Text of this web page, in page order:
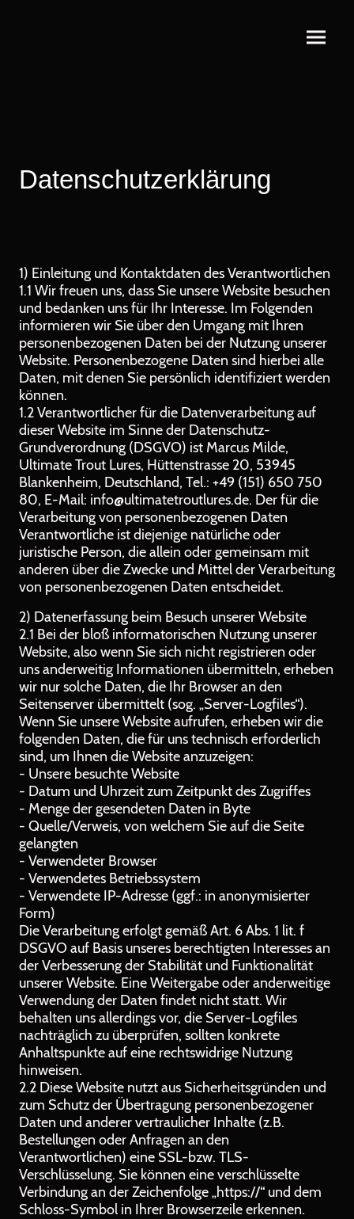
Datenschutzerklärung
1) Einleitung und Kontaktdaten des Verantwortlichen
1.1 Wir freuen uns, dass Sie unsere Website besuchen
und bedanken uns für Ihr Interesse. Im Folgenden
informieren wir Sie über den Umgang mit Ihren
personenbezogenen Daten bei der Nutzung unserer
Website. Personenbezogene Daten sind hierbei alle
Daten, mit denen Sie persönlich identifiziert werden
können.
1.2 Verantwortlicher für die Datenverarbeitung auf
dieser Website im Sinne der Datenschutz-
Grundverordnung (DSGVO) ist Marcus Milde,
Ultimate Trout Lures, Hüttenstrasse 20, 53945
Blankenheim, Deutschland, Tel.: +49 (151) 650 750
80, E-Mail: info@ultimatetroutlures.de. Der für die
Verarbeitung von personenbezogenen Daten
Verantwortliche ist diejenige natürliche oder
juristische Person, die allein oder gemeinsam mit
anderen über die Zwecke und Mittel der Verarbeitung
von personenbezogenen Daten entscheidet.
2) Datenerfassung beim Besuch unserer Website
2.1 Bei der bloß informatorischen Nutzung unserer
Website, also wenn Sie sich nicht registrieren oder
uns anderweitig Informationen übermitteln, erheben
wir nur solche Daten, die Ihr Browser an den
Seitenserver übermittelt (sog. „Server-Logfiles“).
Wenn Sie unsere Website aufrufen, erheben wir die
folgenden Daten, die für uns technisch erforderlich
sind, um Ihnen die Website anzuzeigen:
- Unsere besuchte Website
- Datum und Uhrzeit zum Zeitpunkt des Zugriffes
- Menge der gesendeten Daten in Byte
- Quelle/Verweis, von welchem Sie auf die Seite
gelangten
- Verwendeter Browser
- Verwendetes Betriebssystem
- Verwendete IP-Adresse (ggf.: in anonymisierter
Form)
Die Verarbeitung erfolgt gemäß Art. 6 Abs. 1 lit. f
DSGVO auf Basis unseres berechtigten Interesses an
der Verbesserung der Stabilität und Funktionalität
unserer Website. Eine Weitergabe oder anderweitige
Verwendung der Daten findet nicht statt. Wir
behalten uns allerdings vor, die Server-Logfiles
nachträglich zu überprüfen, sollten konkrete
Anhaltspunkte auf eine rechtswidrige Nutzung
hinweisen.
2.2 Diese Website nutzt aus Sicherheitsgründen und
zum Schutz der Übertragung personenbezogener
Daten und anderer vertraulicher Inhalte (z.B.
Bestellungen oder Anfragen an den
Verantwortlichen) eine SSL-bzw. TLS-
Verschlüsselung. Sie können eine verschlüsselte
Verbindung an der Zeichenfolge „https://“ und dem
Schloss-Symbol in Ihrer Browserzeile erkennen.